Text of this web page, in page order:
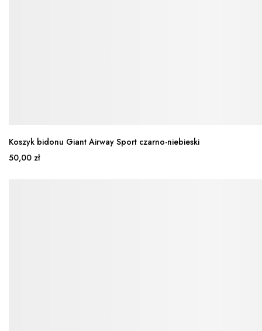
Koszyk bidonu Giant Airway Sport czarno-niebieski
50,00 zł